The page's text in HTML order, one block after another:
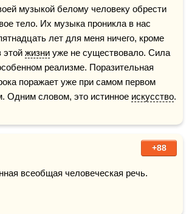
музыкой белому человеку обрести
тело. Их музыка проникла в нас
лет для меня ничего, кроме
жизни уже не существовало. Сила
реализме. Поразительная
поражает уже при самом первом
Одним словом, это истинное искусство.
+88
всеобщая человеческая речь.